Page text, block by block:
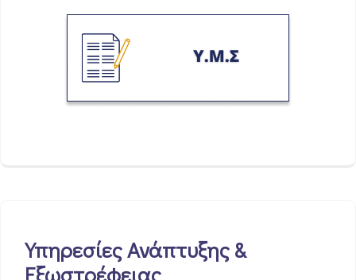
Υπηρεσίες Ανάπτυξης &
Εξωστρέφειας